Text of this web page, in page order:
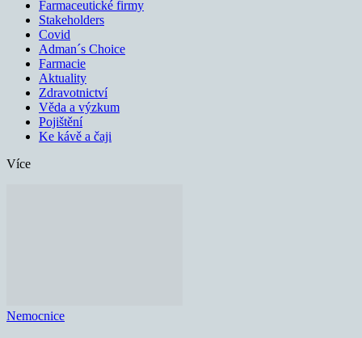
Farmaceutické firmy
Stakeholders
Covid
Adman´s Choice
Farmacie
Aktuality
Zdravotnictví
Věda a výzkum
Pojištění
Ke kávě a čaji
Více
Nemocnice